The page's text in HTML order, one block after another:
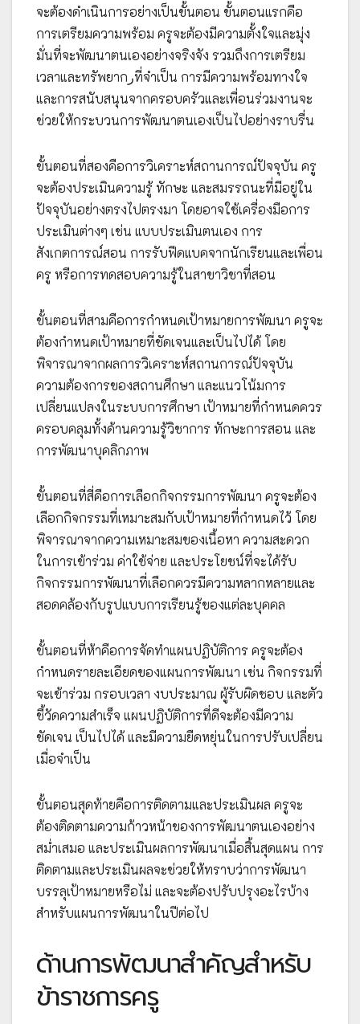
จะต้องดำเนินการอย่างเป็นขั้นตอน ขั้นตอนแรกคือ
การเตรียมความพร้อม ครูจะต้องมีความตั้งใจและมุ่ง
มั่นที่จะพัฒนาตนเองอย่างจริงจัง รวมถึงการเตรียม
เวลาและทรัพยากرที่จำเป็น การมีความพร้อมทางใจ
และการสนับสนุนจากครอบครัวและเพื่อนร่วมงานจะ
ช่วยให้กระบวนการพัฒนาตนเองเป็นไปอย่างราบรื่น
ขั้นตอนที่สองคือการวิเคราะห์สถานการณ์ปัจจุบัน ครู
จะต้องประเมินความรู้ ทักษะ และสมรรถนะที่มีอยู่ใน
ปัจจุบันอย่างตรงไปตรงมา โดยอาจใช้เครื่องมือการ
ประเมินต่างๆ เช่น แบบประเมินตนเอง การ
สังเกตการณ์สอน การรับฟีดแบคจากนักเรียนและเพื่อน
ครู หรือการทดสอบความรู้ในสาขาวิชาที่สอน
ขั้นตอนที่สามคือการกำหนดเป้าหมายการพัฒนา ครูจะ
ต้องกำหนดเป้าหมายที่ชัดเจนและเป็นไปได้ โดย
พิจารณาจากผลการวิเคราะห์สถานการณ์ปัจจุบัน
ความต้องการของสถานศึกษา และแนวโน้มการ
เปลี่ยนแปลงในระบบการศึกษา เป้าหมายที่กำหนดควร
ครอบคลุมทั้งด้านความรู้วิชาการ ทักษะการสอน และ
การพัฒนาบุคลิกภาพ
ขั้นตอนที่สี่คือการเลือกกิจกรรมการพัฒนา ครูจะต้อง
เลือกกิจกรรมที่เหมาะสมกับเป้าหมายที่กำหนดไว้ โดย
พิจารณาจากความเหมาะสมของเนื้อหา ความสะดวก
ในการเข้าร่วม ค่าใช้จ่าย และประโยชน์ที่จะได้รับ
กิจกรรมการพัฒนาที่เลือกควรมีความหลากหลายและ
สอดคล้องกับรูปแบบการเรียนรู้ของแต่ละบุคคล
ขั้นตอนที่ห้าคือการจัดทำแผนปฏิบัติการ ครูจะต้อง
กำหนดรายละเอียดของแผนการพัฒนา เช่น กิจกรรมที่
จะเข้าร่วม กรอบเวลา งบประมาณ ผู้รับผิดชอบ และตัว
ชี้วัดความสำเร็จ แผนปฏิบัติการที่ดีจะต้องมีความ
ชัดเจน เป็นไปได้ และมีความยืดหยุ่นในการปรับเปลี่ยน
เมื่อจำเป็น
ขั้นตอนสุดท้ายคือการติดตามและประเมินผล ครูจะ
ต้องติดตามความก้าวหน้าของการพัฒนาตนเองอย่าง
สม่ำเสมอ และประเมินผลการพัฒนาเมื่อสิ้นสุดแผน การ
ติดตามและประเมินผลจะช่วยให้ทราบว่าการพัฒนา
บรรลุเป้าหมายหรือไม่ และจะต้องปรับปรุงอะไรบ้าง
สำหรับแผนการพัฒนาในปีต่อไป
ด้านการพัฒนาสำคัญสำหรับ
ข้าราชการครู